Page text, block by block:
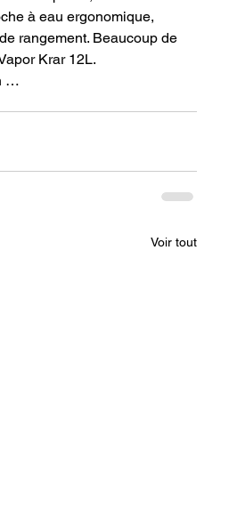
à eau ergonomique,
rangement. Beaucoup de
Krar 12L.
…
Voir tout